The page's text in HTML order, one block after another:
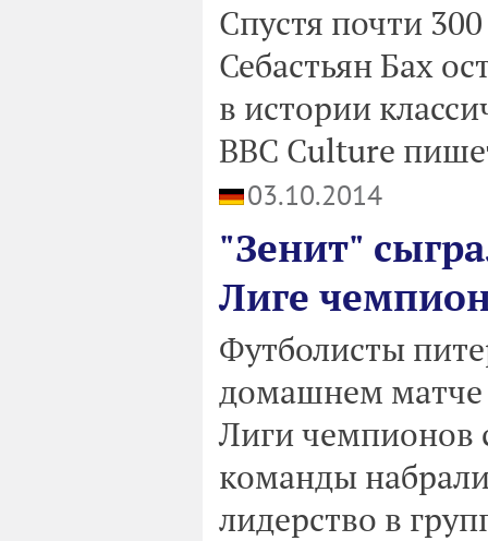
Спустя почти
Себастьян Бах
в истории
BBC Culture
03.10.2014
"Зенит"
Лиге
Футболисты
домашнем матче
Лиги чемпионов
команды
лидерство в